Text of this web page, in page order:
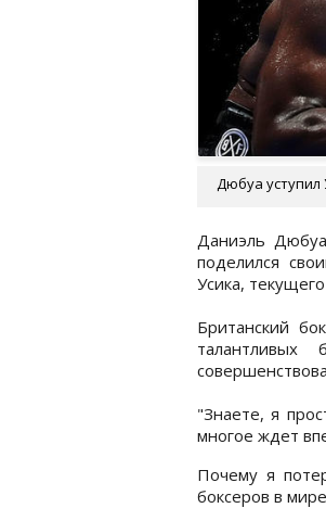
Дюбуа уступил
Даниэль
поделился
Усика,
Британский
"Знаете, я
многое ждет
Почему я
боксеров в